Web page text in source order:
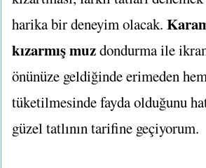
harika bir deneyim olacak.
kızarmış muzdondurma ile
önünüze geldiğinde erimeden
tüketilmesinde fayda olduğunu
güzel tatlının tarifine geçiyorum.